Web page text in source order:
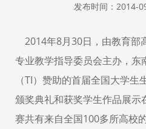
发布时间：2014-
2014年8月30日，由教育部
专业教学指导委员会主办，东
（TI）赞助的首届全国大学
颁奖典礼和获奖学生作品展示
赛共有来自全国100多所高校